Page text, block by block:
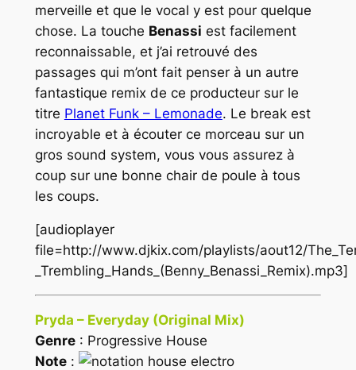
merveille et que le vocal y est pour quelque
chose. La touche Benassi est facilement
reconnaissable, et j’ai retrouvé des
passages qui m’ont fait penser à un autre
fantastique remix de ce producteur sur le
titre Planet Funk – Lemonade. Le break est
incroyable et à écouter ce morceau sur un
gros sound system, vous vous assurez à
coup sur une bonne chair de poule à tous
les coups.
[audioplayer
file=http://www.djkix.com/playlists/aout12/
_Trembling_Hands_(Benny_Benassi_Remix).mp3]
Pryda – Everyday (Original Mix)
Genre: Progressive House
Note: